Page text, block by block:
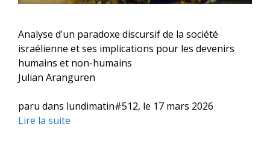
Analyse d’un paradoxe discursif de la société
israélienne et ses implications pour les devenirs
humains et non-humains
Julian Aranguren
paru dans lundimatin#512, le 17 mars 2026
Lire la suite